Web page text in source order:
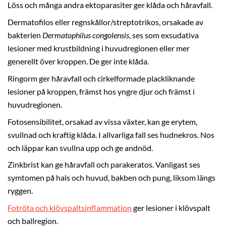
Löss och många andra ektoparasiter ger klåda och håravfall.
Dermatofilos eller regnskållor/streptotrikos, orsakade av
bakterien Dermatophilus congolensis, ses som exsudativa
lesioner med krustbildning i huvudregionen eller mer
generellt över kroppen. De ger inte klåda.
Ringorm ger håravfall och cirkelformade plackliknande
lesioner på kroppen, främst hos yngre djur och främst i
huvudregionen.
Fotosensibilitet, orsakad av vissa växter, kan ge erytem,
svullnad och kraftig klåda. I allvarliga fall ses hudnekros. Nos
och läppar kan svullna upp och ge andnöd.
Zinkbrist kan ge håravfall och parakeratos. Vanligast ses
symtomen på hals och huvud, bakben och pung, liksom längs
ryggen.
Fotröta och klövspaltsinflammation ger lesioner i klövspalt
och ballregion.